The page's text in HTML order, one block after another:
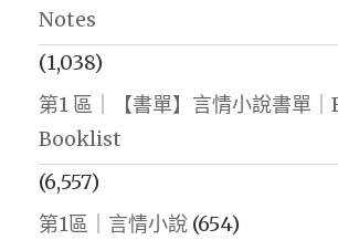
Notes
(1,038)
第1 區｜【書單】言情小說書單
Booklist
(6,557)
第1區｜言情小說 (654)